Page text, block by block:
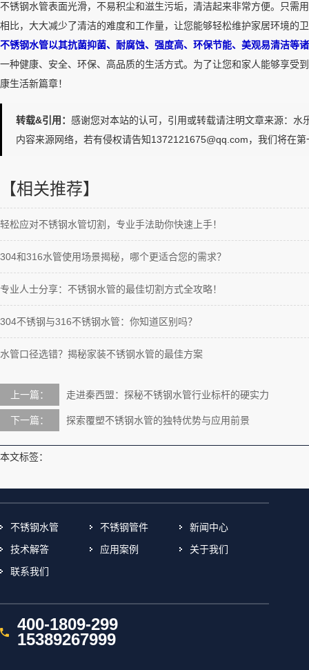
不锈钢水管表面光滑，不易积尘和滋生污垢，清洁起来非常方便。只需
相比，大大减少了清洁的难度和工作量，让您能够轻松维护家居环境的
不锈钢水管以其抗菌抑菌、耐腐蚀、强度高、环保节能、美观易清洁等
一种健康、安全、环保、高品质的生活方式。为了让您和家人能够享受
康生活新篇章！
转载&引用： 感谢您对本站的认可，引用或转载请注明文章来源：
内容来源网络，若有侵权请告知1372121675@qq.com，我们将在第
【相关推荐】
轻松应对不锈钢水管切割，专业手法助你快速上手！
304和316水管使用场景揭秘，哪个更适合您的需求？
专业人士分享：不锈钢水管的最佳切割方式全攻略！
304不锈钢与316不锈钢水管：你知道区别吗？
水管口径选错？揭秘家装不锈钢水管的最佳方案
上一篇： 走进秦西盟：探秘不锈钢水管行业标杆的硬实力
下一篇： 探索覆塑不锈钢水管的独特优势与应用前景
本文标签：
不锈钢水管 不锈钢管件
新闻中心
技术解答
应用案例
关于我们
联系我们
400-1809-299
15389267999